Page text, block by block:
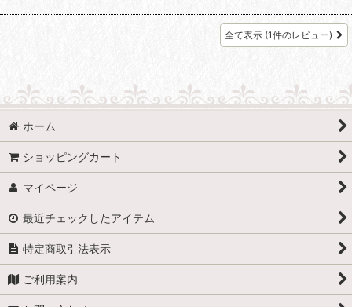
全て表示 (1件のレビュー)
ホーム
ショッピングカート
マイページ
最近チェックしたアイテム
特定商取引法表示
ご利用案内